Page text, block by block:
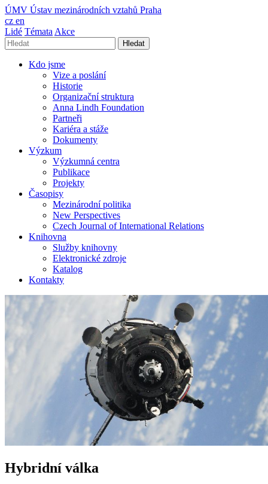
ÚMV Ústav mezinárodních vztahů Praha
cz en
Lidé Témata Akce
Hledat
Kdo jsme
Vize a poslání
Historie
Organizační struktura
Anna Lindh Foundation
Partneři
Kariéra a stáže
Dokumenty
Výzkum
Výzkumná centra
Publikace
Projekty
Časopisy
Mezinárodní politika
New Perspectives
Czech Journal of International Relations
Knihovna
Služby knihovny
Elektronické zdroje
Katalog
Kontakty
Hybridní válka